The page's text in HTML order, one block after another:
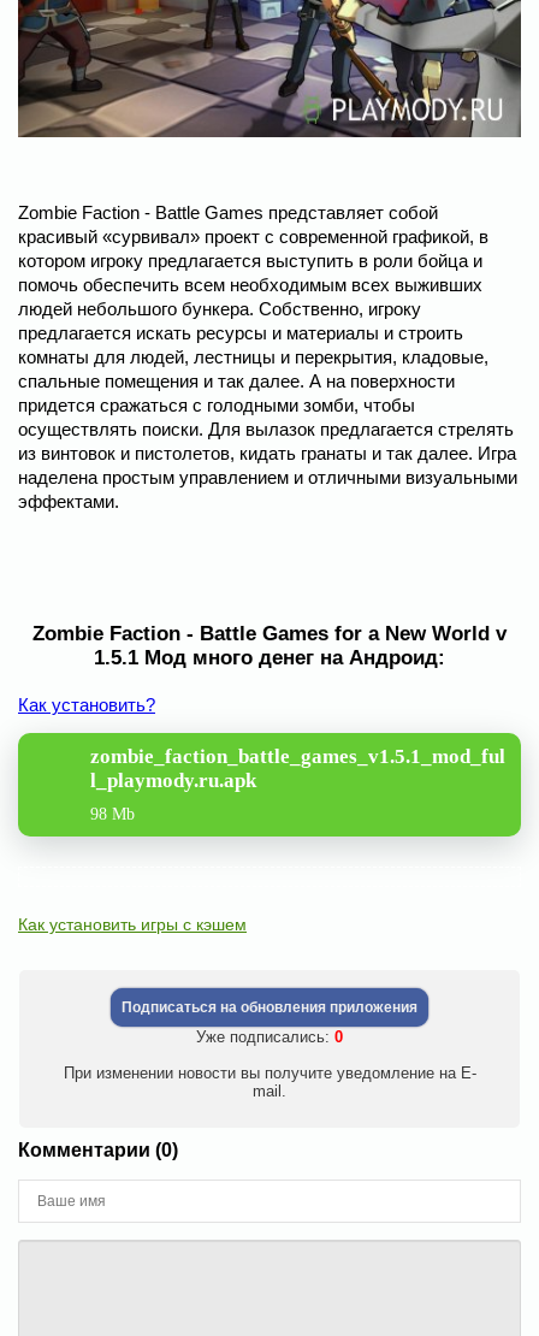
Zombie Faction - Battle Games представляет собой
красивый «сурвивал» проект с современной графикой, в
котором игроку предлагается выступить в роли бойца и
помочь обеспечить всем необходимым всех выживших
людей небольшого бункера. Собственно, игроку
предлагается искать ресурсы и материалы и строить
комнаты для людей, лестницы и перекрытия, кладовые,
спальные помещения и так далее. А на поверхности
придется сражаться с голодными зомби, чтобы
осуществлять поиски. Для вылазок предлагается стрелять
из винтовок и пистолетов, кидать гранаты и так далее. Игра
наделена простым управлением и отличными визуальными
эффектами.
Zombie Faction - Battle Games for a New World v
1.5.1 Мод много денег на Андроид:
Как установить?
zombie_faction_battle_games_v1.5.1_mod_ful
l_playmody.ru.apk
98 Mb
Как установить игры с кэшем
Подписаться на обновления приложения
Уже подписались: 0
При изменении новости вы получите уведомление на E-
mail.
Комментарии (0)